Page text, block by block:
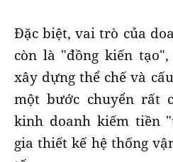
Đặc biệt, vai trò của
còn là "đồng kiến
xây dựng thể chế và
một bước chuyển rất
kinh doanh kiếm tiền
gia thiết kế hệ thống